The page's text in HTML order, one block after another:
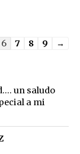
6 7 8 9
→
un saludo
a mi